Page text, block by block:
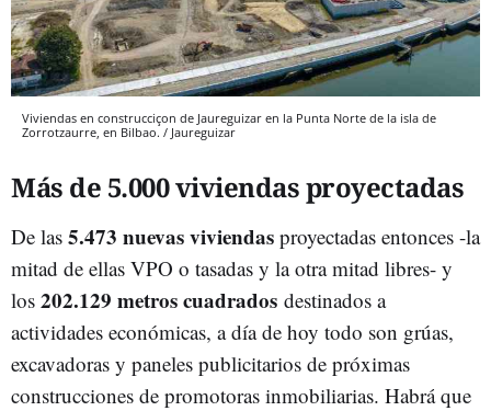
Viviendas en construcciçon de Jaureguizar en la Punta Norte de la isla de
Zorrotzaurre, en Bilbao. / Jaureguizar
Más de 5.000 viviendas proyectadas
De las 5.473 nuevas viviendas proyectadas entonces -la
mitad de ellas VPO o tasadas y la otra mitad libres- y
los 202.129 metros cuadrados destinados a
actividades económicas, a día de hoy todo son grúas,
excavadoras y paneles publicitarios de próximas
construcciones de promotoras inmobiliarias. Habrá que